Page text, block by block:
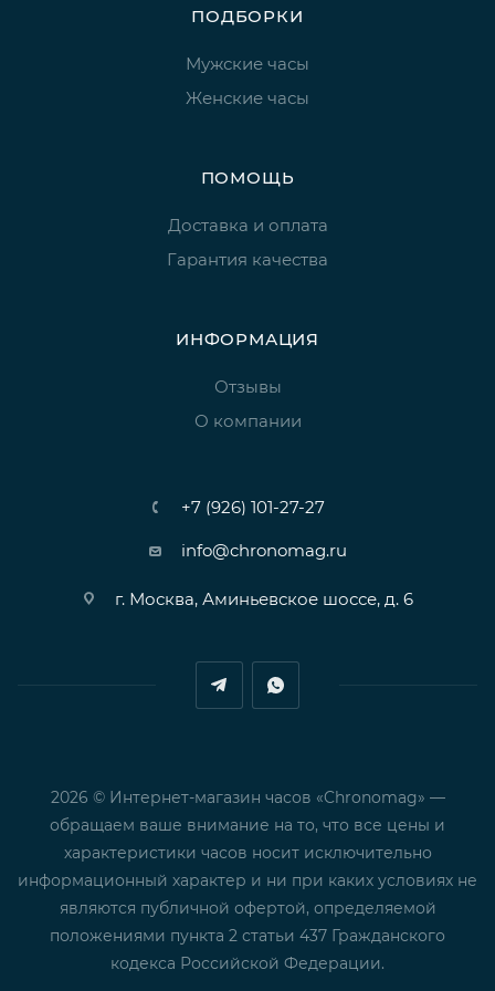
ПОДБОРКИ
Мужские часы
Женские часы
ПОМОЩЬ
Доставка и оплата
Гарантия качества
ИНФОРМАЦИЯ
Отзывы
О компании
+7 (926) 101-27-27
info@chronomag.ru
г. Москва, Аминьевское шоссе, д. 6
2026 © Интернет-магазин часов «Chronomag» —
обращаем ваше внимание на то, что все цены и
характеристики часов носит исключительно
информационный характер и ни при каких условиях не
являются публичной офертой, определяемой
положениями пункта 2 статьи 437 Гражданского
кодекса Российской Федерации.